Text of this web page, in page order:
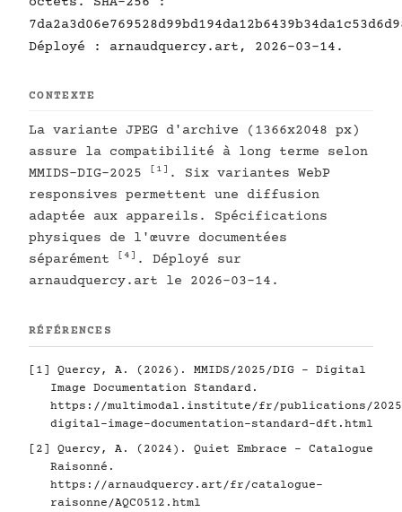
Déployé : arnaudquercy.art, 2026-03-14.
CONTEXTE
La variante JPEG d'archive (1366x2048 px)
assure la compatibilité à long terme selon
MMIDS-DIG-2025
[1]
. Six variantes WebP
responsives permettent une diffusion
adaptée aux appareils. Spécifications
physiques de l'œuvre documentées
séparément
[4]
. Déployé sur
arnaudquercy.art le 2026-03-14.
RÉFÉRENCES
[1]
Quercy, A. (2026). MMIDS/2025/DIG - Digital
Image Documentation Standard.
https://multimodal.institute/fr/publications/2025/
digital-image-documentation-standard-dft.html
[2]
Quercy, A. (2024). Quiet Embrace - Catalogue
Raisonné.
https://arnaudquercy.art/fr/catalogue-
raisonne/AQC0512.html